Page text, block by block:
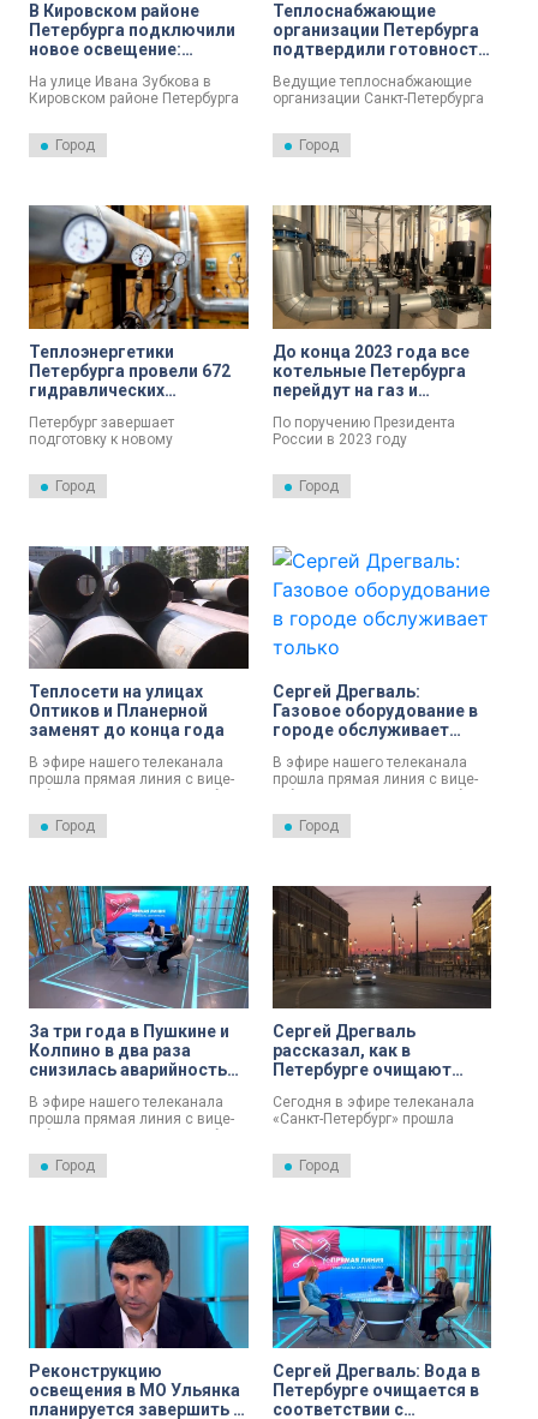
В Кировском районе
Петербурга подключили
новое освещение:
На улице Ивана Зубкова в
Кировском районе Петербурга
освещение.
Город
Теплоснабжающие
организации Петербурга
подтвердили готовность
Ведущие теплоснабжающие
организации Санкт-Петербурга
максимальным нагрузкам
зимой.Город
Теплоэнергетики
Петербурга провели 672
гидравлических
Петербург завершает
подготовку к новому
рамках подготовки
теплоэнергетики провели 672
Город
До конца 2023 года все
котельные Петербурга
перейдут на газ и
По поручению Президента
России в 2023 году
петербургских котельных с
неэффективных и
Город
Теплосети на улицах
Оптиков и Планерной
заменят до конца года
В эфире нашего телеканала
прошла прямая линия с вице-
губернатором Санкт-Петербурга
Сергеем Дрегвалем. Он
курирует вопросы, касающиеся
теплосетей в Приморском
районе.
Город
Сергей Дрегваль:
Газовое оборудование в
городе обслуживает
В эфире нашего телеканала
прошла прямая линия с вице-
губернатором Санкт-Петербурга
Сергеем Дрегвалем, который
курирует вопросы, касающиеся
Город
За три года в Пушкине и
Колпино в два раза
снизилась аварийность
В эфире нашего телеканала
прошла прямая линия с вице-
Сергеем Дрегвалем. Он
курирует вопросы, касающиеся
снижении аварийности
теплосетей в Пушкине и
Колпино и о том, когда там
завершат перекладывать
трубы.
Город
Сергей Дрегваль
рассказал, как в
Петербурге очищают
Сегодня в эфире телеканала
«Санкт-Петербург» прошла
губернатором Санкт-Петербурга
Сергеем Дрегвалем.
Город
Реконструкцию
освещения в МО Ульянка
планируется завершить к
Сергей Дрегваль: Вода в
Петербурге очищается в
соответствии с